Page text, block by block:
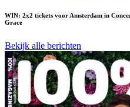
WIN: 2x2 tickets voor Amsterdam in
Grace
Bekijk alle berichten